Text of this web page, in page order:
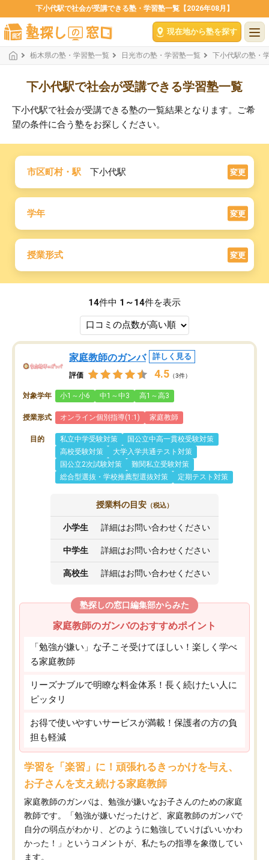
下小代駅で社会が受講できる塾・学習塾一覧【2026年08月】
現在地から塾を探す
栃木県の塾・学習塾一覧 日光市の塾・学習塾一覧 下小代駅の塾・
下小代駅で社会が受講できる学習塾一覧
下小代駅で社会が受講できる塾の一覧結果となります。ご希
望の条件に合う塾をお探しください。
市区町村・駅 下小代駅 変更
学年 変更
授業形式 変更
14件中 1～14件を表示
家庭教師のガンバ 詳しく見る
評価 4.5 （3件）
対象学年 小1～小6 中1～中3 高1～高3
授業形式 オンライン個別指導(1:1) 家庭教師
目的 私立中学受験対策
国公立中高一貫校受験対策
高校受験対策
大学入学共通テスト対策
国公立2次試験対策
難関私立受験対策
総合型選抜・学校推薦型選抜対策
定期テスト対策
授業料の目安 （税込）
小学生 詳細はお問い合わせください
中学生 詳細はお問い合わせください
高校生 詳細はお問い合わせください
塾探しの窓口編集部からみた
家庭教師のガンバのおすすめポイント
「勉強が嫌い」な子こそ受けてほしい！楽しく学べ
る家庭教師
リーズナブルで明瞭な料金体系！長く続けたい人に
ピッタリ
お得で使いやすいサービスが満載！保護者の方の負
担も軽減
学習を「楽習」に！頑張れるきっかけを与え、
お子さんを支え続ける家庭教師
家庭教師のガンバは、勉強が嫌いなお子さんのための家庭
教師です。「勉強が嫌いだったけど、家庭教師のガンバで
自分の弱点がわかり、どのように勉強していけばいいかわ
かった！」というコメントが、私たちの指導を象徴してい
ます。